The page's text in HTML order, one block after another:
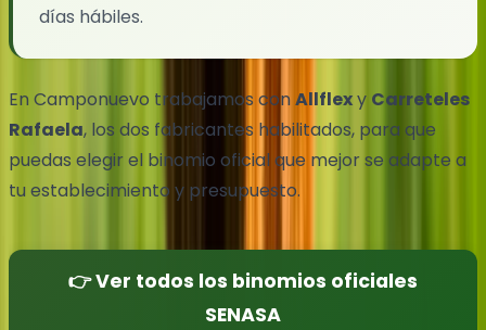
días hábiles.
En Camponuevo trabajamos conAllflexy Carreteles
Rafaela, los dos fabricantes habilitados, para que
puedas elegir el binomio oficial que mejor se adapte a
tu establecimiento y presupuesto.
👉 Ver todos los binomios oficiales
SENASA